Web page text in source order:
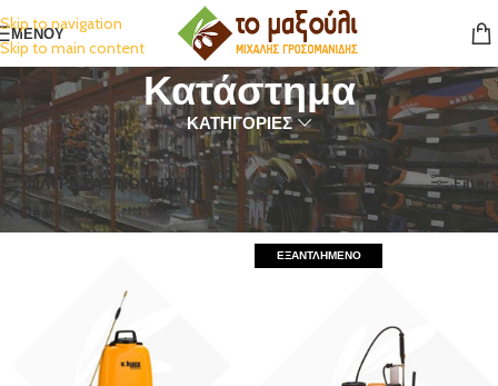
Skip to navigation
Skip to main content
ΜΕΝΟΥ
Κατάστημα
ΚΑΤΗΓΟΡΙΕΣ
Αρχική σελίδα Κατάστημα
Προβάλλονται όλα - 11 αποτελέσματα
ΦΙΛΤΡΑ ΤΑΞΙΝΟΜΗΣΗΣ
Filters
Clear filters VOLPI
ΕΞΑΝΤΛΗΜΈΝΟ